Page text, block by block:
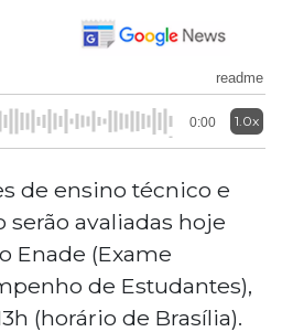
readme
0:00 1.0x
de ensino técnico e
avaliadas hoje
Enade (Exame
de Estudantes),
(horário de Brasília).